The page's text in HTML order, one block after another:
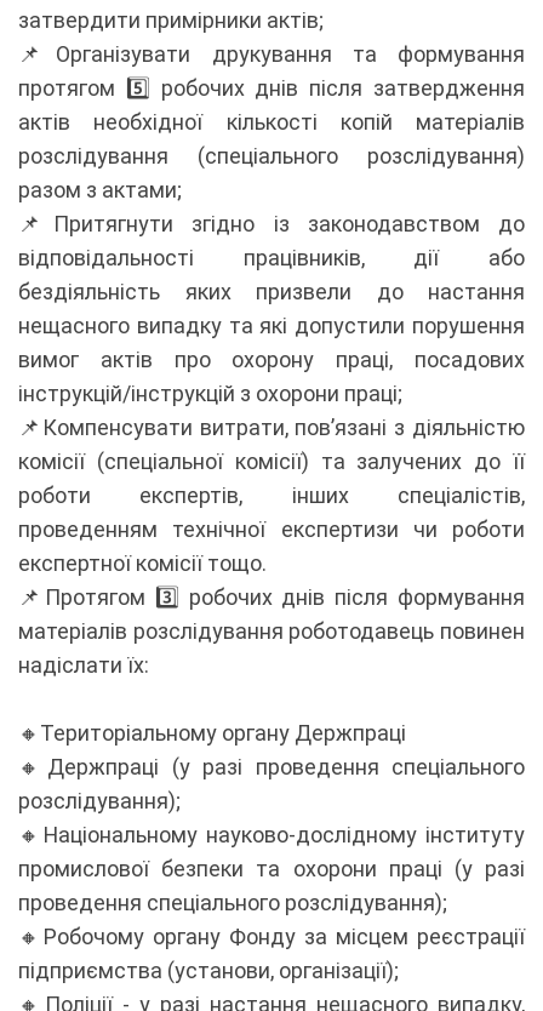
затвердити примірники актів;
📌Організувати друкування та формування
протягом 5️⃣ робочих днів після затвердження
актів необхідної кількості копій матеріалів
розслідування (спеціального розслідування)
разом з актами;
📌Притягнути згідно із законодавством до
відповідальності працівників, дії або
бездіяльність яких призвели до настання
нещасного випадку та які допустили порушення
вимог актів про охорону праці, посадових
інструкцій/інструкцій з охорони праці;
📌Компенсувати витрати, пов’язані з діяльністю
комісії (спеціальної комісії) та залучених до її
роботи експертів, інших спеціалістів,
проведенням технічної експертизи чи роботи
експертної комісії тощо.
📌Протягом 3️⃣ робочих днів після формування
матеріалів розслідування роботодавець повинен
надіслати їх:
🔸Територіальному органу Держпраці
🔸Держпраці (у разі проведення спеціального
розслідування);
🔸Національному науково-дослідному інституту
промислової безпеки та охорони праці (у разі
проведення спеціального розслідування);
🔸Робочому органу Фонду за місцем реєстрації
підприємства (установи, організації);
🔸Поліції - у разі настання нещасного випадку,